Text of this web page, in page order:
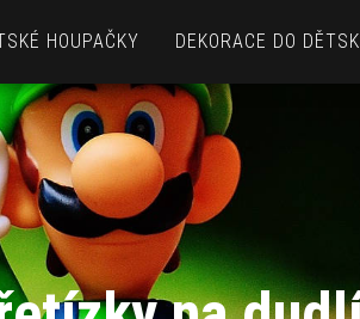
HOUPAČKY DEKORACE DO